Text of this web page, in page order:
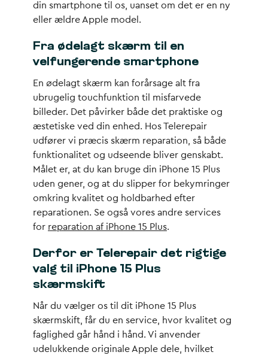
din smartphone til os, uanset om det er en ny
eller ældre Apple model.
Fra ødelagt skærm til en
velfungerende smartphone
En ødelagt skærm kan forårsage alt fra
ubrugelig touchfunktion til misfarvede
billeder. Det påvirker både det praktiske og
æstetiske ved din enhed. Hos Telerepair
udfører vi præcis skærm reparation, så både
funktionalitet og udseende bliver genskabt.
Målet er, at du kan bruge din iPhone 15 Plus
uden gener, og at du slipper for bekymringer
omkring kvalitet og holdbarhed efter
reparationen. Se også vores andre services
for reparation af iPhone 15 Plus.
Derfor er Telerepair det rigtige
valg til iPhone 15 Plus
skærmskift
Når du vælger os til dit iPhone 15 Plus
skærmskift, får du en service, hvor kvalitet og
faglighed går hånd i hånd. Vi anvender
udelukkende originale Apple dele, hvilket